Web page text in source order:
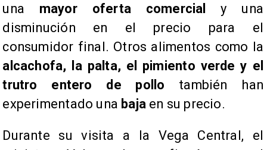
una mayor oferta comercial
y una
disminución en el precio para el
consumidor final. Otros alimentos como la
alcachofa, la palta, el pimiento verde y el
trutro entero
de pollo también han
experimentado una baja en su precio.
Durante su visita a la Vega Central, el